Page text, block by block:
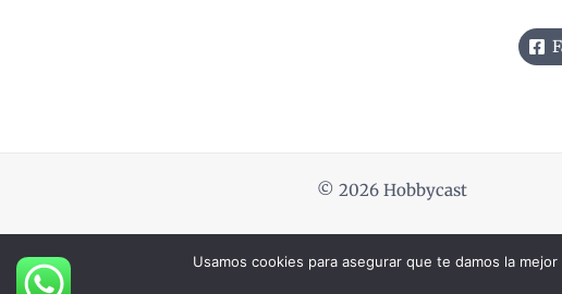
© 2026 Hobbycast
Usamos cookies para asegurar que te damos la